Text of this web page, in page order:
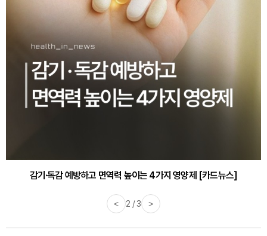
감기·독감 예방하고 면역력 높이는 4가지 영양제 [카드뉴스]
< 3 / 3 >